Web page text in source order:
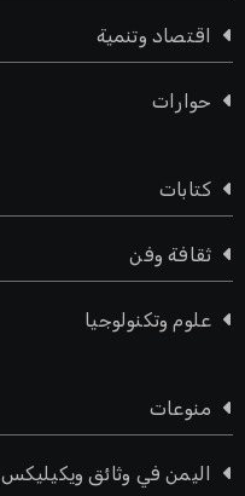
اقتصاد وتنمية
حوارات
كتابات
ثقافة وفن
علوم وتكنولوجيا
منوعات
اليمن في وثائق ويكيليكس